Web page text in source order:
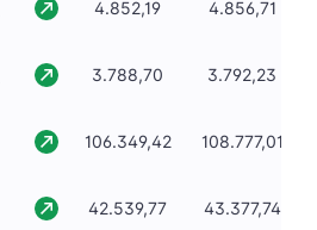
4.852,19 4.856,71
3.788,70 3.792,23
106.349,42 108.777,01
42.539,77 43.377,74